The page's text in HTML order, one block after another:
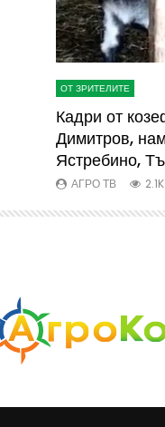
Watch Later
ОТ ЗРИТЕЛИТЕ
Кадри от
Димитров,
Ястребино,
АГРО ТВ 2.1K